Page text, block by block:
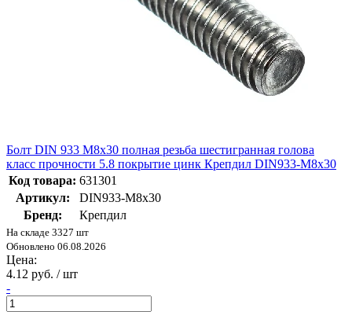
Болт DIN 933 М8х30 полная резьба шестигранная голова
класс прочности 5.8 покрытие цинк Крепдил DIN933-М8x30
Код товара: 631301
Артикул:
DIN933-М8x30
Бренд:
Крепдил
На складе 3327 шт
Обновлено 06.08.2026
Цена:
4.12 руб. / шт
-